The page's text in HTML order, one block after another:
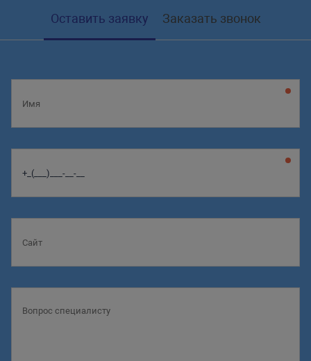
Оставить заявку Заказать звонок